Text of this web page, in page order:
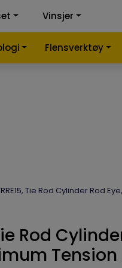
Sammenlign
Flensverktøy
Vinsjer
Tie Rod Cylinder Rod
Rod